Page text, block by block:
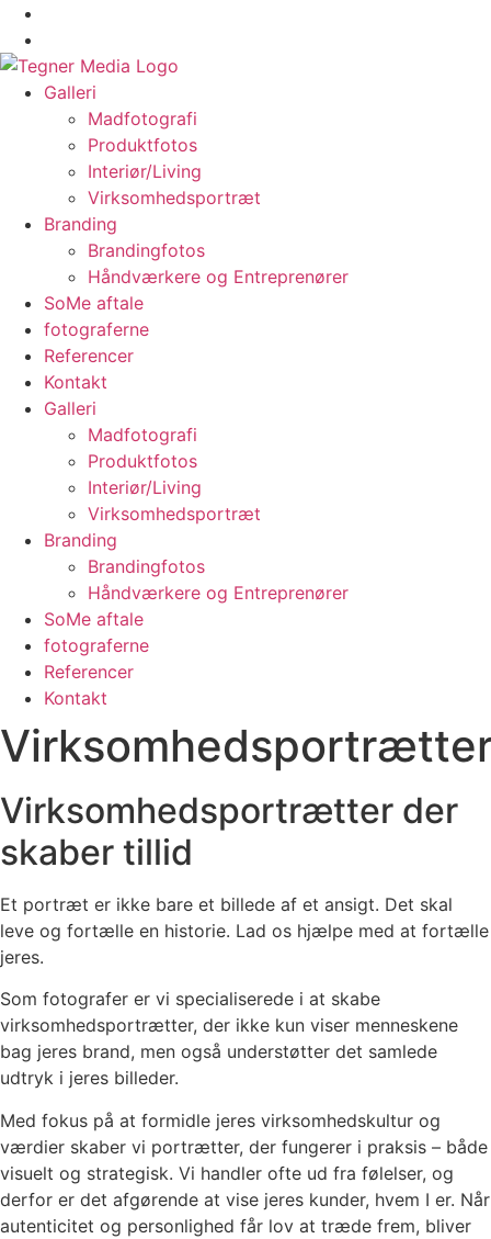
Galleri
Madfotografi
Produktfotos
Interiør/Living
Virksomhedsportræt
Branding
Brandingfotos
Håndværkere og Entreprenører
SoMe aftale
fotograferne
Referencer
Kontakt
Galleri
Madfotografi
Produktfotos
Interiør/Living
Virksomhedsportræt
Branding
Brandingfotos
Håndværkere og Entreprenører
SoMe aftale
fotograferne
Referencer
Kontakt
Virksomhedsportrætter der
skaber tillid
Et portræt er ikke bare et billede af et ansigt. Det skal
leve og fortælle en historie. Lad os hjælpe med at fortælle
jeres.
Som fotografer er vi specialiserede i at skabe
virksomhedsportrætter, der ikke kun viser menneskene
bag jeres brand, men også understøtter det samlede
udtryk i jeres billeder.
Med fokus på at formidle jeres virksomhedskultur og
værdier skaber vi portrætter, der fungerer i praksis – både
visuelt og strategisk. Vi handler ofte ud fra følelser, og
derfor er det afgørende at vise jeres kunder, hvem I er. Når
autenticitet og personlighed får lov at træde frem, bliver